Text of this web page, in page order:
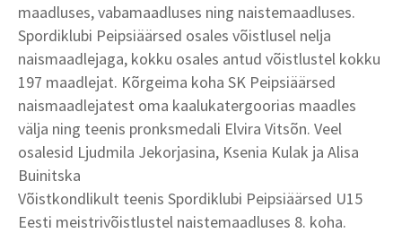
maadluses, vabamaadluses ning naistemaadluses.
Spordiklubi Peipsiäärsed osales võistlusel nelja
naismaadlejaga, kokku osales antud võistlustel kokku
197 maadlejat. Kõrgeima koha SK Peipsiäärsed
naismaadlejatest oma kaalukatergoorias maadles
välja ning teenis pronksmedali Elvira Vitsõn. Veel
osalesid Ljudmila Jekorjasina, Ksenia Kulak ja Alisa
Buinitska
Võistkondlikult teenis Spordiklubi Peipsiäärsed U15
Eesti meistrivõistlustel naistemaadluses 8. koha.